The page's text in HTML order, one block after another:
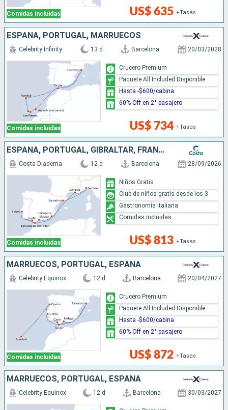
Comidas incluidas US$ 635 +Tasas
ESPAÑA, PORTUGAL, MARRUECOS
Comidas incluidas
Celebrity Infinity 13 d Barcelona 20/03/2028
US$ 734 +Tasas
Crucero Premium
Paquete All Included Disponible
Hasta -$600/cabina
60% Off en 2° pasajero
ESPAÑA, PORTUGAL, GIBRALTAR, FRANCIA, ITALIA
Comidas incluidas
Costa Diadema 12 d Barcelona 28/09/2026
US$ 813 +Tasas
Niños Gratis
Club de niños gratis desde los 3
Gastronomía italiana
Comidas incluidas
MARRUECOS, PORTUGAL, ESPAÑA
Comidas incluidas
Celebrity Equinox 12 d Barcelona 20/04/2027
US$ 872 +Tasas
Crucero Premium
Paquete All Included Disponible
Hasta -$600/cabina
60% Off en 2° pasajero
MARRUECOS, PORTUGAL, ESPAÑA
Celebrity Equinox 12 d Barcelona 30/03/2027